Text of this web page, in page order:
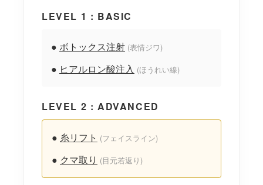
LEVEL 1 : BASIC
● ボトックス注射 (表情ジワ)
● ヒアルロン酸注入 (ほうれい線)
LEVEL 2 : ADVANCED
● 糸リフト (フェイスライン)
● クマ取り (目元若返り)